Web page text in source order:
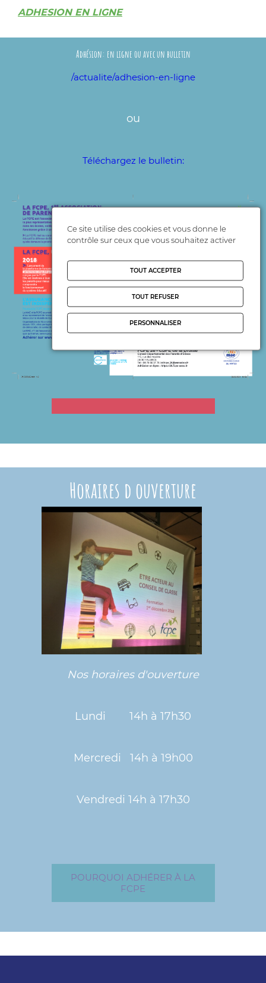
ADHESION EN LIGNE
Adhésion: en ligne ou avec un bulletin
/actualite/adhesion-en-ligne
ou
Téléchargez le bulletin:
Horaires d ouverture
Nos horaires d'ouverture
Lundi 14h à 17h30
Mercredi 14h à 19h00
Vendredi 14h à 17h30
POURQUOI ADHÉRER À LA
FCPE
Ce site utilise des cookies et vous donne le
contrôle sur ceux que vous souhaitez activer
TOUT ACCEPTER
TOUT REFUSER
PERSONNALISER